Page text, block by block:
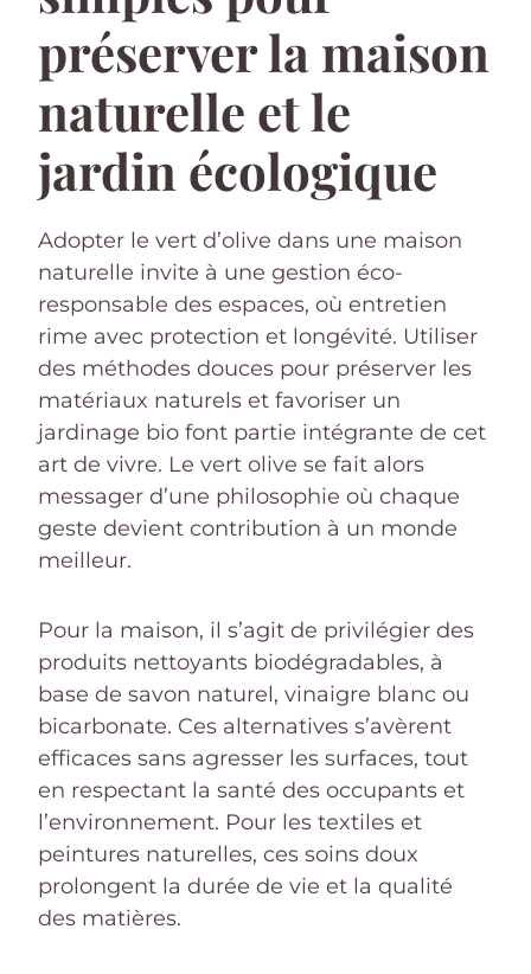
préserver la maison
naturelle et le
jardin écologique
Adopter le vert d’olive dans une maison
naturelle invite à une gestion éco-
responsable des espaces, où entretien
rime avec protection et longévité. Utiliser
des méthodes douces pour préserver les
matériaux naturels et favoriser un
jardinage bio font partie intégrante de cet
art de vivre. Le vert olive se fait alors
messager d’une philosophie où chaque
geste devient contribution à un monde
meilleur.
Pour la maison, il s’agit de privilégier des
produits nettoyants biodégradables, à
base de savon naturel, vinaigre blanc ou
bicarbonate. Ces alternatives s’avèrent
efficaces sans agresser les surfaces, tout
en respectant la santé des occupants et
l’environnement. Pour les textiles et
peintures naturelles, ces soins doux
prolongent la durée de vie et la qualité
des matières.